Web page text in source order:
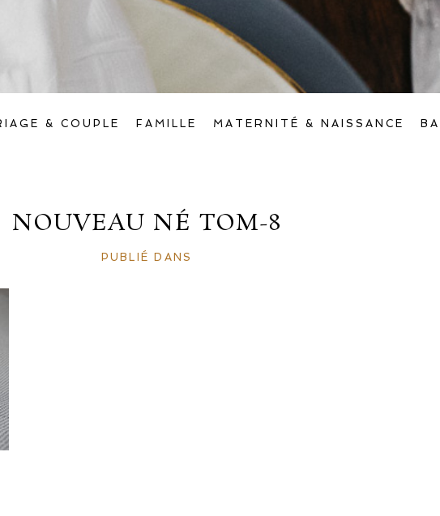
& COUPLE FAMILLE MATERNITÉ & NAISSANCE
NOUVEAU NÉ TOM-8
PUBLIÉ DANS